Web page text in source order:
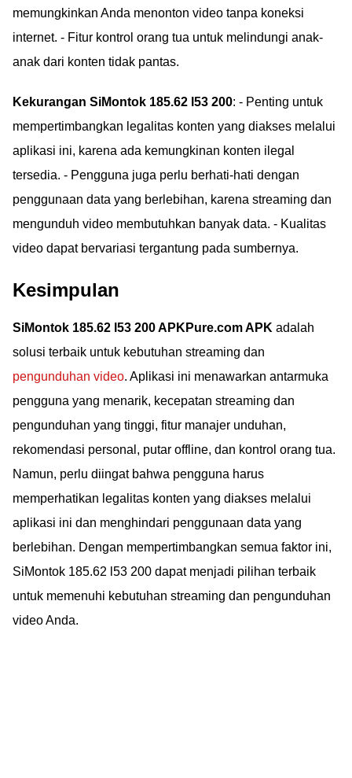
memungkinkan Anda menonton video tanpa koneksi
internet. - Fitur kontrol orang tua untuk melindungi anak-
anak dari konten tidak pantas.
Kekurangan SiMontok 185.62 l53 200: - Penting untuk
mempertimbangkan legalitas konten yang diakses melalui
aplikasi ini, karena ada kemungkinan konten ilegal
tersedia. - Pengguna juga perlu berhati-hati dengan
penggunaan data yang berlebihan, karena streaming dan
mengunduh video membutuhkan banyak data. - Kualitas
video dapat bervariasi tergantung pada sumbernya.
Kesimpulan
SiMontok 185.62 l53 200 APKPure.com APK adalah
solusi terbaik untuk kebutuhan streaming dan
pengunduhan video. Aplikasi ini menawarkan antarmuka
pengguna yang menarik, kecepatan streaming dan
pengunduhan yang tinggi, fitur manajer unduhan,
rekomendasi personal, putar offline, dan kontrol orang tua.
Namun, perlu diingat bahwa pengguna harus
memperhatikan legalitas konten yang diakses melalui
aplikasi ini dan menghindari penggunaan data yang
berlebihan. Dengan mempertimbangkan semua faktor ini,
SiMontok 185.62 l53 200 dapat menjadi pilihan terbaik
untuk memenuhi kebutuhan streaming dan pengunduhan
video Anda.